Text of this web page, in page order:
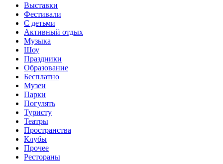
Выставки
Фестивали
С детьми
Активный отдых
Музыка
Шоу
Праздники
Образование
Бесплатно
Музеи
Парки
Погулять
Туристу
Театры
Пространства
Клубы
Прочее
Рестораны